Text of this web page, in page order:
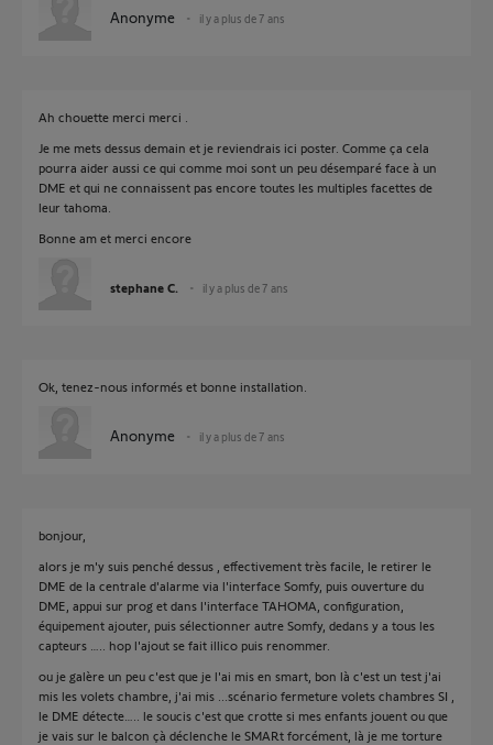
Anonyme il y a plus de 7 ans
Ah chouette merci merci .
Je me mets dessus demain et je reviendrais ici poster. Comme ça cela
pourra aider aussi ce qui comme moi sont un peu désemparé face à un
DME et qui ne connaissent pas encore toutes les multiples facettes de
leur tahoma.
Bonne am et merci encore
stephane C. il y a plus de 7 ans
Ok, tenez-nous informés et bonne installation.
Anonyme il y a plus de 7 ans
bonjour,
alors je m'y suis penché dessus , effectivement très facile, le retirer le
DME de la centrale d'alarme via l'interface Somfy, puis ouverture du
DME, appui sur prog et dans l'interface TAHOMA, configuration,
équipement ajouter, puis sélectionner autre Somfy, dedans y a tous les
capteurs ….. hop l'ajout se fait illico puis renommer.
ou je galère un peu c'est que je l'ai mis en smart, bon là c'est un test j'ai
mis les volets chambre, j'ai mis ...scénario fermeture volets chambres SI ,
le DME détecte….. le soucis c'est que crotte si mes enfants jouent ou que
je vais sur le balcon çà déclenche le SMARt forcément, là je me torture